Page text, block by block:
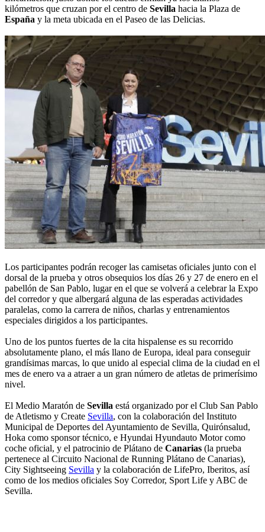
kilómetros que cruzan por el centro de Sevilla hacia la Plaza de
España y la meta ubicada en el Paseo de las Delicias.
Los participantes podrán recoger las camisetas oficiales junto con el
dorsal de la prueba y otros obsequios los días 26 y 27 de enero en el
pabellón de San Pablo, lugar en el que se volverá a celebrar la Expo
del corredor y que albergará alguna de las esperadas actividades
paralelas, como la carrera de niños, charlas y entrenamientos
especiales dirigidos a los participantes.
Uno de los puntos fuertes de la cita hispalense es su recorrido
absolutamente plano, el más llano de Europa, ideal para conseguir
grandísimas marcas, lo que unido al especial clima de la ciudad en el
mes de enero va a atraer a un gran número de atletas de primerísimo
nivel.
El Medio Maratón de Sevilla está organizado por el Club San Pablo
de Atletismo y Create Sevilla, con la colaboración del Instituto
Municipal de Deportes del Ayuntamiento de Sevilla, Quirónsalud,
Hoka como sponsor técnico, e Hyundai Hyundauto Motor como
coche oficial, y el patrocinio de Plátano de Canarias (la prueba
pertenece al Circuito Nacional de Running Plátano de Canarias),
City Sightseeing Sevilla y la colaboración de LifePro, Iberitos, así
como de los medios oficiales Soy Corredor, Sport Life y ABC de
Sevilla.